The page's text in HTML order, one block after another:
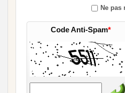
Ne
Code Anti-Spam*